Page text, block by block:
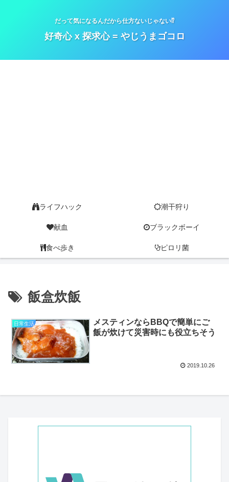
だって気になるんだから仕方ないじゃない⁉
好奇心 x 探求心 = やじうまゴコロ
ライフハック 潮干狩り
献血 ブラックボーイ
食べ歩き ピロリ菌
飯盒炊飯
日常生活
メスティンならBBQで簡単にご
飯が炊けて災害時にも役立ちそう
2019.10.26